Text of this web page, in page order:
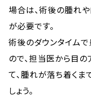
場合は、術後の腫れ
が必要です。
術後のダウンタイム
ので、担当医から目
て、腫れが落ち着く
しょう。